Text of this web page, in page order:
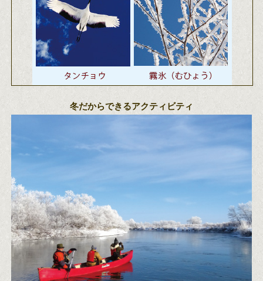
冬だからできるアクティビティ